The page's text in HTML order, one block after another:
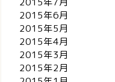
2015年6月
2015年5月
2015年4月
2015年3月
2015年2月